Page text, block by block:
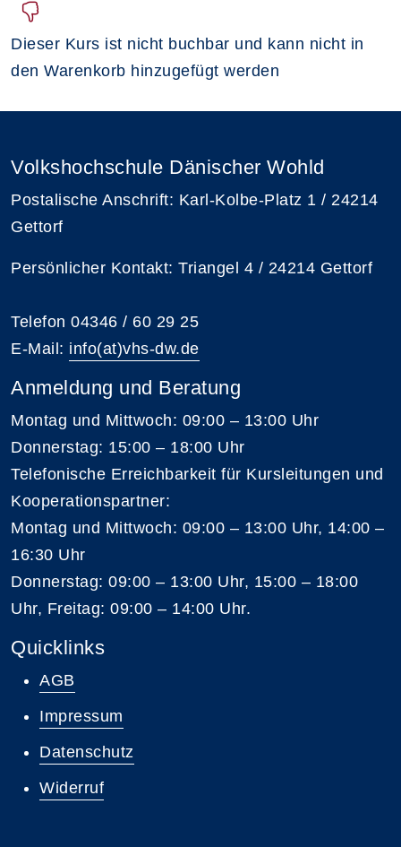
Dieser Kurs ist nicht buchbar und kann nicht in
den Warenkorb hinzugefügt werden
Volkshochschule Dänischer Wohld
Postalische Anschrift: Karl-Kolbe-Platz 1 / 24214
Gettorf
Persönlicher Kontakt: Triangel 4 / 24214 Gettorf
Telefon 04346 / 60 29 25
E-Mail: info(at)vhs-dw.de
Anmeldung und Beratung
Montag und Mittwoch: 09:00 – 13:00 Uhr
Donnerstag: 15:00 – 18:00 Uhr
Telefonische Erreichbarkeit für Kursleitungen und
Kooperationspartner:
Montag und Mittwoch: 09:00 – 13:00 Uhr, 14:00 –
16:30 Uhr
Donnerstag: 09:00 – 13:00 Uhr, 15:00 – 18:00
Uhr, Freitag: 09:00 – 14:00 Uhr.
Quicklinks
AGB
Impressum
Datenschutz
Widerruf